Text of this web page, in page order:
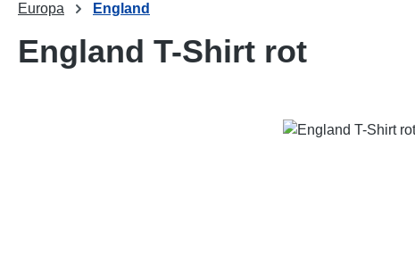
Europa England
England T-Shirt rot